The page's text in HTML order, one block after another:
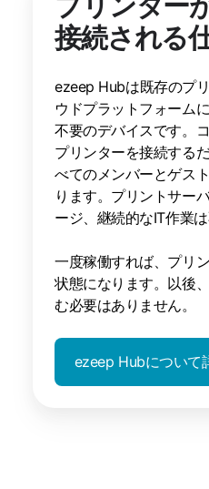
接続される
ezeep Hubは既存のプ
ウドプラットフォーム
不要のデバイスです。
プリンターを接続する
べてのメンバーとゲス
ります。プリントサー
ージ、継続的なIT作業は
一度稼働すれば、プリ
状態になります。以後
む必要はありません。
ezeep Hubについて